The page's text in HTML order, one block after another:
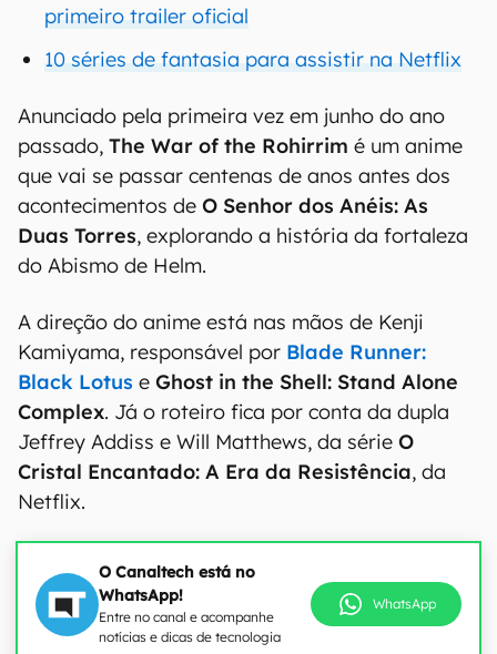
primeiro trailer oficial
10 séries de fantasia para assistir na Netflix
Anunciado pela primeira vez em junho do ano
passado, The War of the Rohirrim é um anime
que vai se passar centenas de anos antes dos
acontecimentos de O Senhor dos Anéis: As
Duas Torres, explorando a história da fortaleza
do Abismo de Helm.
A direção do anime está nas mãos de Kenji
Kamiyama, responsável por Blade Runner:
Black Lotus e Ghost in the Shell: Stand Alone
Complex. Já o roteiro fica por conta da dupla
Jeffrey Addiss e Will Matthews, da série O
Cristal Encantado: A Era da Resistência, da
Netflix.
O Canaltech está no
WhatsApp!
Entre no canal e acompanhe
notícias e dicas de tecnologia
WhatsApp